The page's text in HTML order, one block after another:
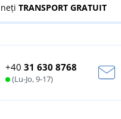
TRANSPORT GRATUIT
+40 31 630 8768
(Lu-Jo, 9-17)